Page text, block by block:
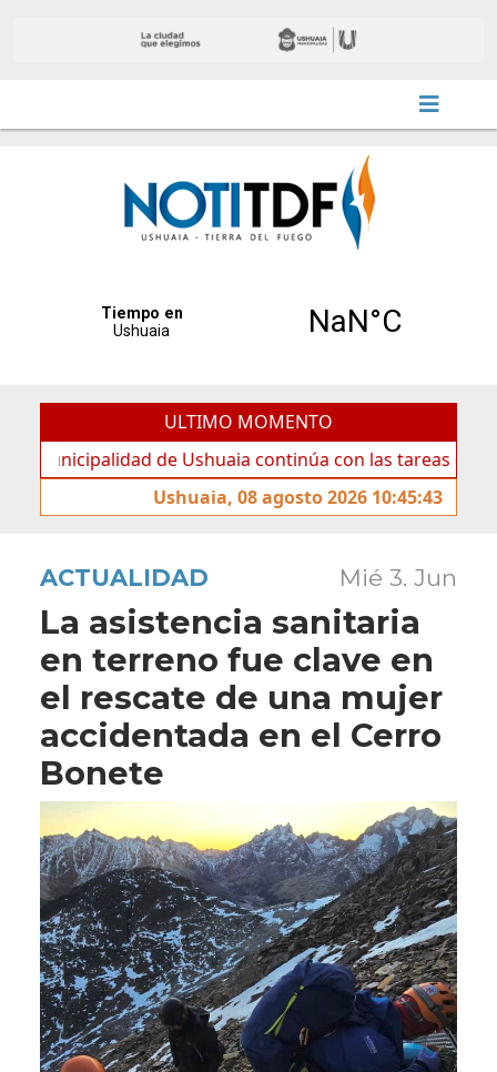
ULTIMO MOMENTO
de Ushuaia continúa con las tareas de
Ushuaia, 08 agosto 2026 10:45:43
ACTUALIDAD Mié 3. Jun
La asistencia sanitaria
en terreno fue clave en
el rescate de una mujer
accidentada en el Cerro
Bonete